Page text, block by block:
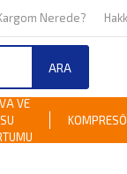
Nerede?
ARA
VE
SU